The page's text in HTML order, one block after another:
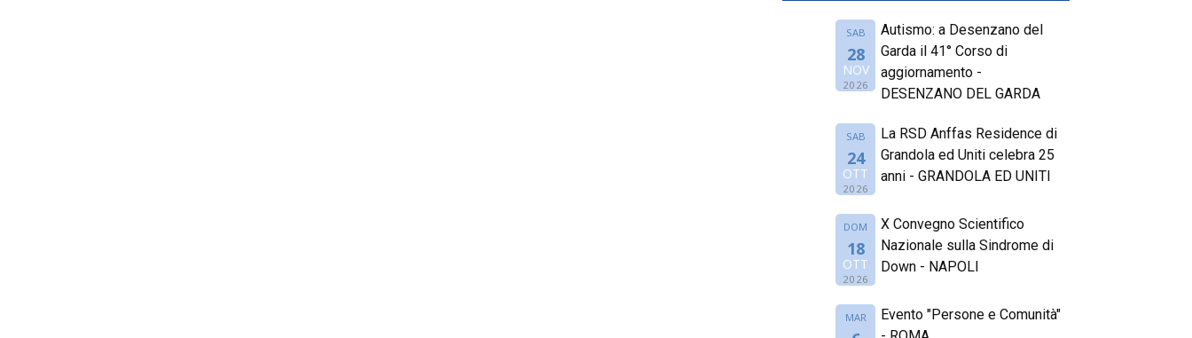
SAB
28
NOV
2026
Autismo: a Desenzano del
Garda il 41° Corso di
aggiornamento -
DESENZANO DEL GARDA
SAB
24
OTT
2026
La RSD Anffas Residence di
Grandola ed Uniti celebra 25
anni - GRANDOLA ED UNITI
DOM
18
OTT
2026
X Convegno Scientifico
Nazionale sulla Sindrome di
Down - NAPOLI
MAR
Evento "Persone e Comunità"